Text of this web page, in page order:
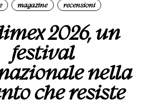
| magazine | recensioni
2026, un
festival
nella
che resiste